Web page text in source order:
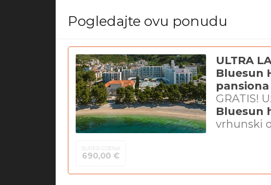
Pogledajte ovu ponudu
ULTRA
Bluesun
pansiona
GRATIS!
Bluesun
vrhunski
SUPER CIJENA
690,00 €